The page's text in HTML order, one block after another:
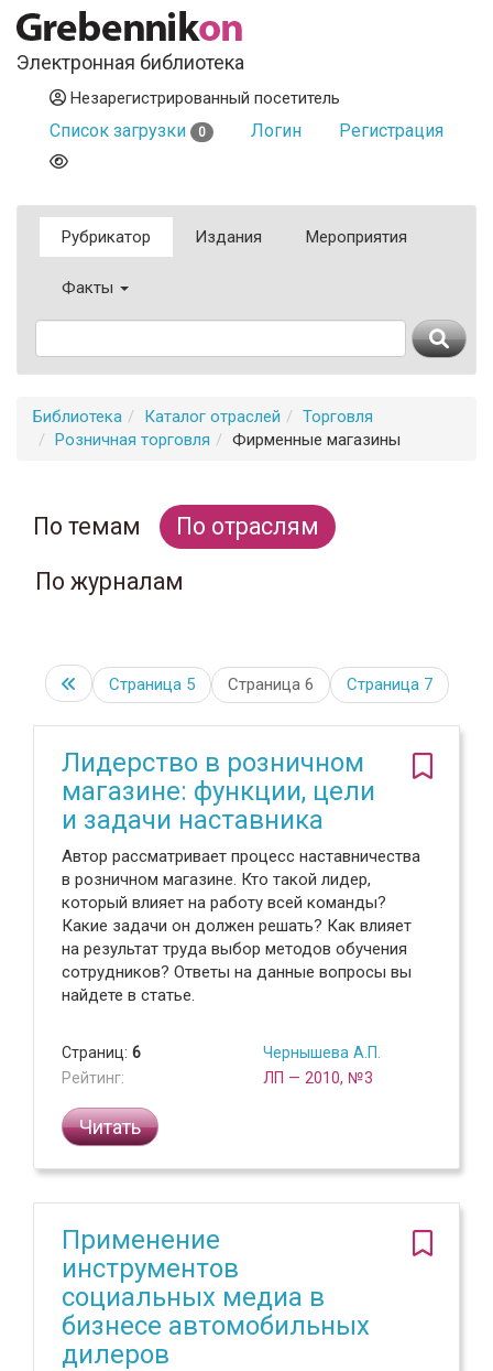
Электронная библиотека
Незарегистрированный посетитель
Список загрузки 0 Логин Регистрация
Рубрикатор Издания Мероприятия
Факты
Библиотека Каталог отраслей
Торговля
Розничная торговля
Фирменные магазины
По темам
По отраслям
По журналам
Страница 5 Страница 6 Страница 7
Лидерство в розничном
магазине: функции, цели
и задачи наставника
Автор рассматривает процесс наставничества
в розничном магазине. Кто такой лидер,
который влияет на работу всей команды?
Какие задачи он должен решать? Как влияет
на результат труда выбор методов обучения
сотрудников? Ответы на данные вопросы вы
найдете в статье.
Страниц: 6
Рейтинг:
Чернышева А.П.
ЛП — 2010, №3
Читать
Применение
инструментов
социальных медиа в
бизнесе автомобильных
дилеров